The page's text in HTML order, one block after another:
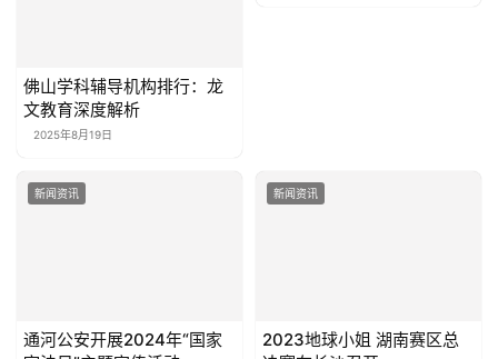
佛山学科辅导机构排行：龙
文教育深度解析
新闻资讯
通河公安开展2024年“国家
宪法日”主题宣传活动
新闻资讯
​2023地球小姐 湖南赛区总